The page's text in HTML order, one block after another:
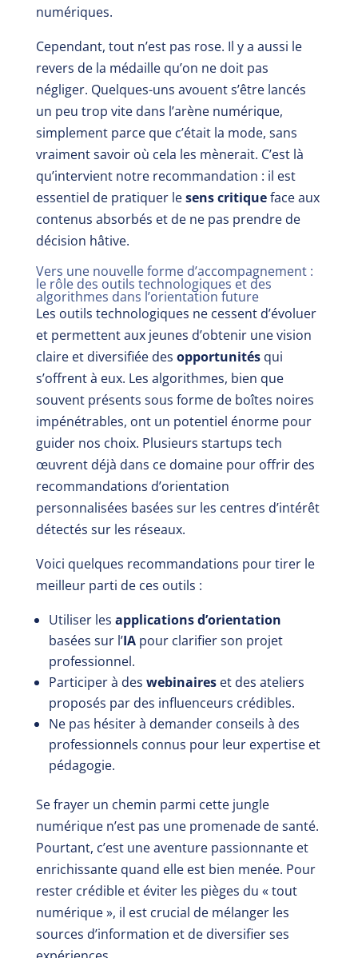
numériques.
Cependant, tout n’est pas rose. Il y a aussi le
revers de la médaille qu’on ne doit pas
négliger. Quelques-uns avouent s’être lancés
un peu trop vite dans l’arène numérique,
simplement parce que c’était la mode, sans
vraiment savoir où cela les mènerait. C’est là
qu’intervient notre recommandation : il est
essentiel de pratiquer lesens critiqueface aux
contenus absorbés et de ne pas prendre de
décision hâtive.
Vers une nouvelle forme d’accompagnement :
le rôle des outils technologiques et des
algorithmes dans l’orientation future
Les outils technologiques ne cessent d’évoluer
et permettent aux jeunes d’obtenir une vision
claire et diversifiée des opportunitésqui
s’offrent à eux. Les algorithmes, bien que
souvent présents sous forme de boîtes noires
impénétrables, ont un potentiel énorme pour
guider nos choix. Plusieurs startups tech
œuvrent déjà dans ce domaine pour offrir des
recommandations d’orientation
personnalisées basées sur les centres d’intérêt
détectés sur les réseaux.
Voici quelques recommandations pour tirer le
meilleur parti de ces outils :
Utiliser les applications d’orientation
basées sur l’IApour clarifier son projet
professionnel.
Participer à des webinaireset des ateliers
proposés par des influenceurs crédibles.
Ne pas hésiter à demander conseils à des
professionnels connus pour leur expertise et
pédagogie.
Se frayer un chemin parmi cette jungle
numérique n’est pas une promenade de santé.
Pourtant, c’est une aventure passionnante et
enrichissante quand elle est bien menée. Pour
rester crédible et éviter les pièges du « tout
numérique », il est crucial de mélanger les
sources d’information et de diversifier ses